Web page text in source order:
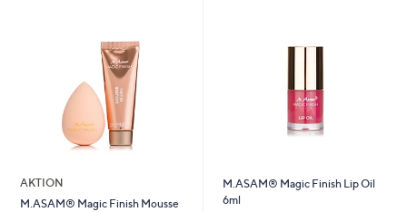
AKTION
M.ASAM® Magic Finish Mousse
M.ASAM® Magic Finish Lip Oil
6ml